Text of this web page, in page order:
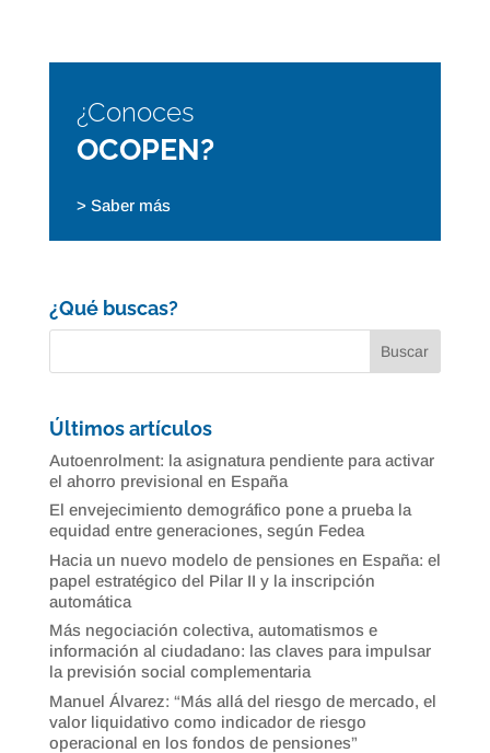
¿Conoces
OCOPEN?
> Saber más
¿Qué buscas?
Últimos artículos
Autoenrolment: la asignatura pendiente para activar
el ahorro previsional en España
El envejecimiento demográfico pone a prueba la
equidad entre generaciones, según Fedea
Hacia un nuevo modelo de pensiones en España: el
papel estratégico del Pilar II y la inscripción
automática
Más negociación colectiva, automatismos e
información al ciudadano: las claves para impulsar
la previsión social complementaria
Manuel Álvarez: “Más allá del riesgo de mercado, el
valor liquidativo como indicador de riesgo
operacional en los fondos de pensiones”